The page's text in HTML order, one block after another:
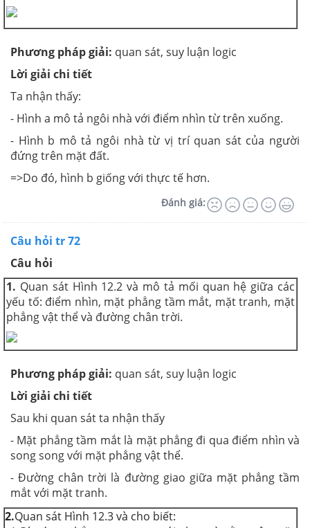
Phương pháp giải: quan sát, suy luận logic
Lời giải chi tiết
Ta nhận thấy:
- Hình a mô tả ngôi nhà với điểm nhìn từ trên xuống.
- Hình b mô tả ngôi nhà từ vị trí quan sát của người
đứng trên mặt đất.
=>Do đó, hình b giống với thực tế hơn.
Đánh giá:
Câu hỏi tr 72
Câu hỏi
1. Quan sát Hình 12.2 và mô tả mối quan hệ giữa các
yếu tố: điểm nhìn, mặt phẳng tầm mắt, mặt tranh, mặt
phẳng vật thể và đường chân trời.
Phương pháp giải: quan sát, suy luận logic
Lời giải chi tiết
Sau khi quan sát ta nhận thấy
- Mặt phẳng tầm mắt là mặt phẳng đi qua điểm nhìn và
song song với mặt phẳng vật thể.
- Đường chân trời là đường giao giữa mặt phẳng tầm
mắt với mặt tranh.
2.Quan sát Hình 12.3 và cho biết: